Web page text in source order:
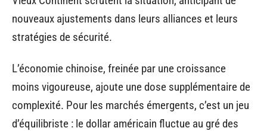
nouveaux ajustements dans leurs alliances et leurs
stratégies de sécurité.
L’économie chinoise, freinée par une croissance
moins vigoureuse, ajoute une dose supplémentaire de
complexité. Pour les marchés émergents, c’est un jeu
d’équilibriste : le dollar américain fluctue au gré des